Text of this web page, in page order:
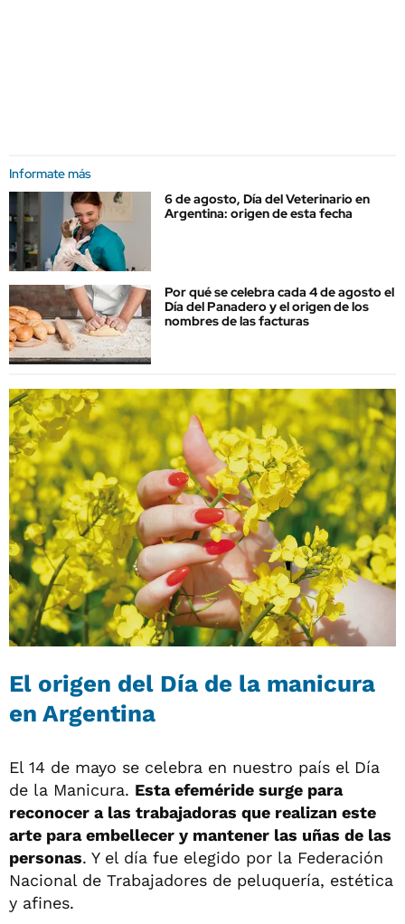
Informate más
6 de agosto, Día del Veterinario en
Argentina: origen de esta fecha
Por qué se celebra cada 4 de agosto el
Día del Panadero y el origen de los
nombres de las facturas
El origen del Día de la manicura
en Argentina
El 14 de mayo se celebra en nuestro país el Día
de la Manicura. Esta efeméride surge para
reconocer a las trabajadoras que realizan este
arte para embellecer y mantener las uñas de las
personas. Y el día fue elegido por la Federación
Nacional de Trabajadores de peluquería, estética
y afines.